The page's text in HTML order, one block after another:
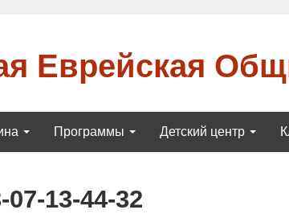
Еврейская
Программы Детский центр
07-13-44-32